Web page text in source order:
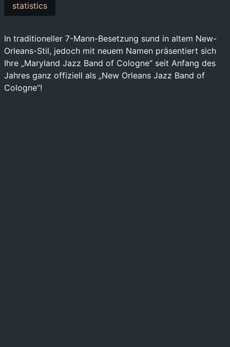
statistics
In traditioneller 7-Mann-Besetzung sund in altem New-
Orleans-Stil, jedoch mit neuem Namen prä­sen­tiert sich
Ihre „Maryland Jazz Band of Cologne“ seit Anfang des
Jahres ganz offi­ziell als „New Orleans Jazz Band of
Cologne“!